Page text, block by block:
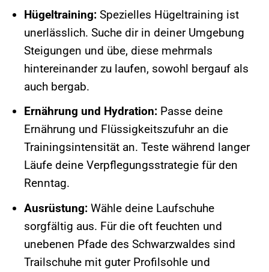
Hügeltraining:Spezielles Hügeltraining ist
unerlässlich. Suche dir in deiner Umgebung
Steigungen und übe, diese mehrmals
hintereinander zu laufen, sowohl bergauf als
auch bergab.
Ernährung und Hydration:Passe deine
Ernährung und Flüssigkeitszufuhr an die
Trainingsintensität an. Teste während langer
Läufe deine Verpflegungsstrategie für den
Renntag.
Ausrüstung:Wähle deine Laufschuhe
sorgfältig aus. Für die oft feuchten und
unebenen Pfade des Schwarzwaldes sind
Trailschuhe mit guter Profilsohle und